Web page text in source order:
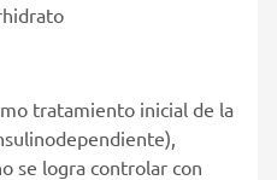
tratamiento inicial de la
se logra controlar con